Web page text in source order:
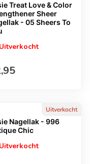
Treat Love & Color
Sheer
- 05 Sheers To
Uitverkocht
prijs
Uitverkocht
Nagellak - 996
Chic
Uitverkocht